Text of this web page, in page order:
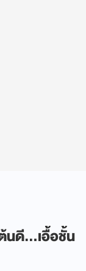
นดี...เอื้อชั้น